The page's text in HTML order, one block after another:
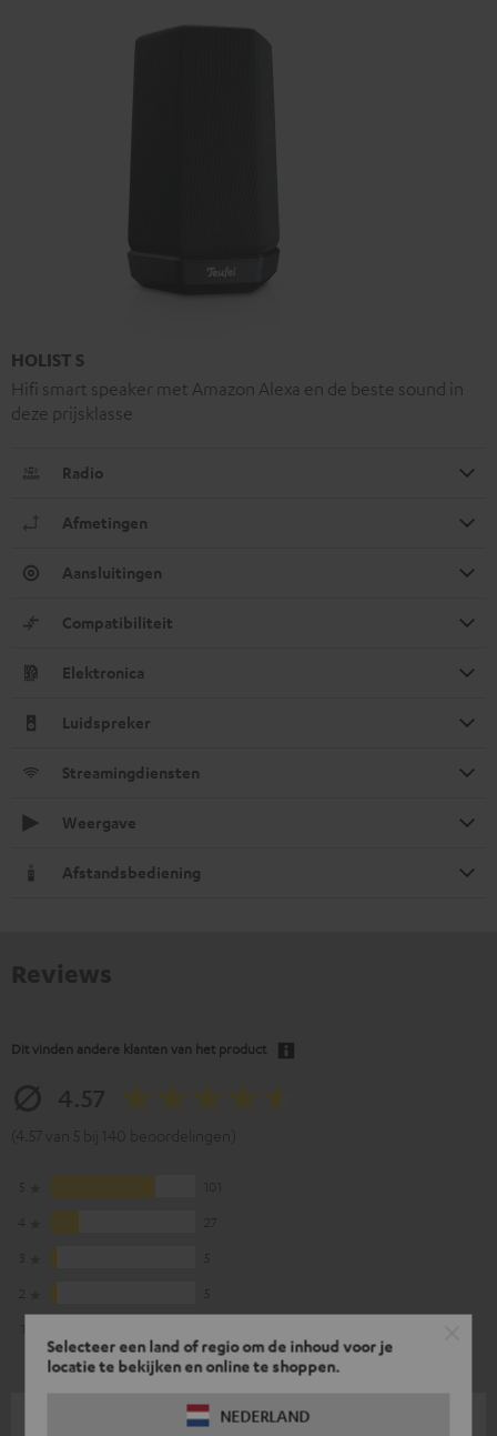
Selecteer een land of regio om de inhoud voor je
locatie te bekijken en online te shoppen.
NEDERLAND
HOLIST S
Hifi smart speaker met Amazon Alexa en de beste sound in
deze prijsklasse
Radio
Afmetingen
Aansluitingen
Compatibiliteit
Elektronica
Luidspreker
Streamingdiensten
Weergave
Afstandsbediening
Dit vinden andere klanten van het product